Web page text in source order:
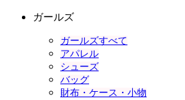
ガールズ
ガールズすべて
アパレル
シューズ
バッグ
財布・ケース・小物